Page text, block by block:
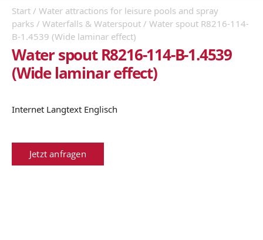
Start / Water attractions for leisure pools and spray
parks / Waterfalls & Waterspout / Water spout R8216-114-
B-1.4539 (Wide laminar effect)
Water spout R8216-114-B-1.4539
(Wide laminar effect)
Internet Langtext Englisch
Jetzt anfragen